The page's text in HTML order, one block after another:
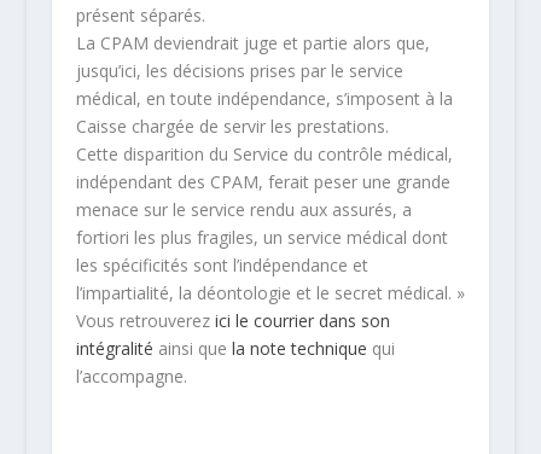
présent séparés.
La CPAM deviendrait juge et partie alors que,
jusqu’ici, les décisions prises par le service
médical, en toute indépendance, s’imposent à la
Caisse chargée de servir les prestations.
Cette disparition du Service du contrôle médical,
indépendant des CPAM, ferait peser une grande
menace sur le service rendu aux assurés, a
fortiori les plus fragiles, un service médical dont
les spécificités sont l’indépendance et
l’impartialité, la déontologie et le secret médical. »
Vous retrouverez ici le courrier dans son
intégralité ainsi que la note technique qui
l’accompagne.